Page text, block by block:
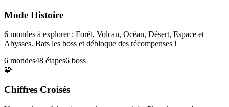
Mode Histoire
6 mondes à explorer : Forêt, Volcan, Océan, Désert, Espace et
Abysses. Bats les boss et débloque des récompenses !
6 mondes48 étapes6 boss
🧩
Chiffres Croisés